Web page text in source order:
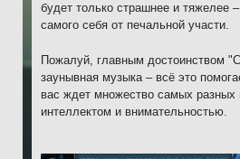
будет только страшнее и тяжелее
самого себя от печальной участи.
Пожалуй, главным достоинством
заунывная музыка – всё это
вас ждет множество самых
интеллектом и внимательностью.